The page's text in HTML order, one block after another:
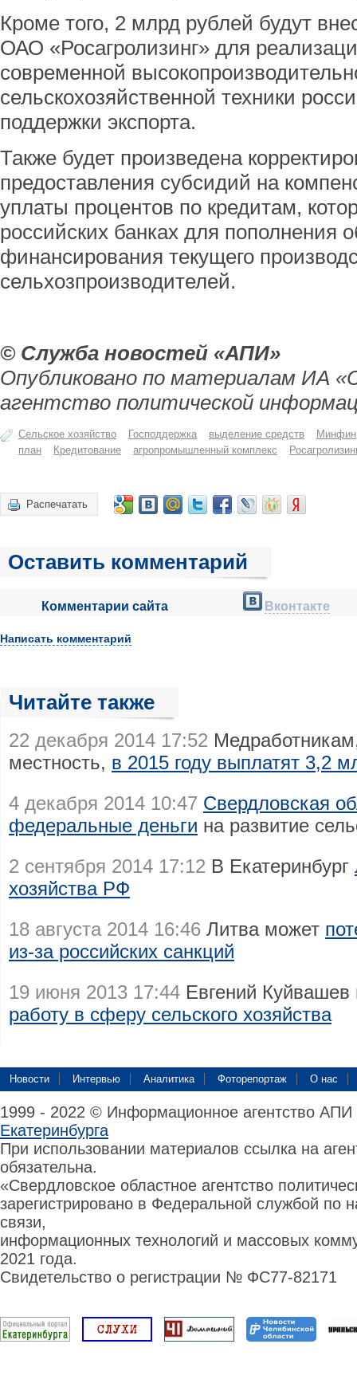
Кроме того, 2 млрд рублей будут
ОАО «Росагролизинг» для
современной
сельскохозяйственной техники
поддержки экспорта.
Также будет произведена
предоставления субсидий на
уплаты процентов по кредитам,
российских банках для пополнения
финансирования текущего
сельхозпроизводителей.
© Служба новостей «АПИ»
Опубликовано по материалам ИА
агентство политической
Сельское хозяйство Господдержка выделение средств
Минфин
план
Кредитование агропромышленный комплекс
Распечатать
Оставить комментарий
Комментарии сайта Вконтакте
Написать комментарий
Читайте также
22 декабря 2014 17:52
местность, в 2015 году выплатят 3,2
4 декабря 2014 10:47 Свердловская
федеральные деньги на развитие
2 сентября 2014 17:12 В Екатеринбург
хозяйства РФ
18 августа 2014 16:46 Литва может
из-за российских санкций
19 июня 2013 17:44 Евгений
работу в сферу сельского хозяйства
Новости Интервью Аналитика Фоторепортаж О нас
1999 - 2022 © Информационное агентство
Екатеринбурга
При использовании материалов ссылка на
обязательна.
«Свердловское областное агентство
зарегистрировано в Федеральной службой по
связи,
информационных технологий и массовых
2021 года.
Свидетельство о регистрации № ФС77-82171